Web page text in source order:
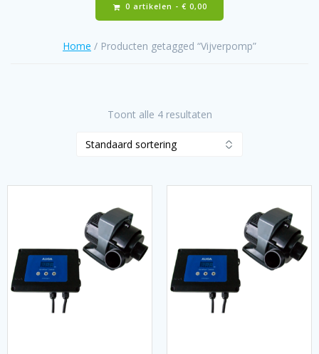
0 artikelen - € 0,00
Home / Producten getagged “Vijverpomp”
Toont alle 4 resultaten